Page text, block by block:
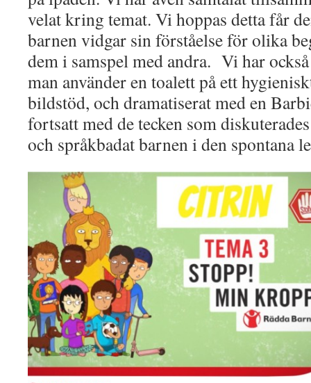
velat kring temat. Vi hoppas detta får
barnen vidgar sin förståelse för olika
dem i samspel med andra. Vi har
man använder en toalett på ett
bildstöd, och dramatiserat med en
fortsatt med de tecken som
och språkbadat barnen i den spontana